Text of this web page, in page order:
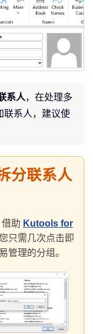
系人，在处理多
联系人，建议使
分联系人
助 Kutools for
只需几次点击即
管理的分组。